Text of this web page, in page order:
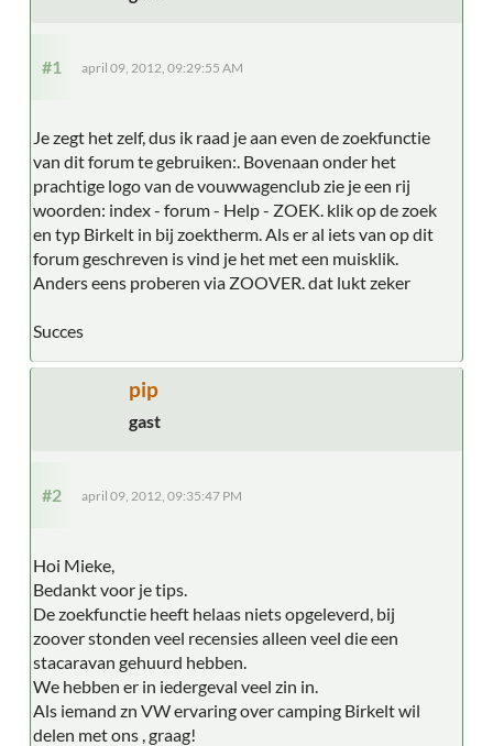
#1 april 09, 2012, 09:29:55 AM
Je zegt het zelf, dus ik raad je aan even de zoekfunctie
van dit forum te gebruiken:. Bovenaan onder het
prachtige logo van de vouwwagenclub zie je een rij
woorden: index - forum - Help - ZOEK. klik op de zoek
en typ Birkelt in bij zoektherm. Als er al iets van op dit
forum geschreven is vind je het met een muisklik.
Anders eens proberen via ZOOVER. dat lukt zeker
Succes
pip
gast
#2 april 09, 2012, 09:35:47 PM
Hoi Mieke,
Bedankt voor je tips.
De zoekfunctie heeft helaas niets opgeleverd, bij
zoover stonden veel recensies alleen veel die een
stacaravan gehuurd hebben.
We hebben er in iedergeval veel zin in.
Als iemand zn VW ervaring over camping Birkelt wil
delen met ons , graag!